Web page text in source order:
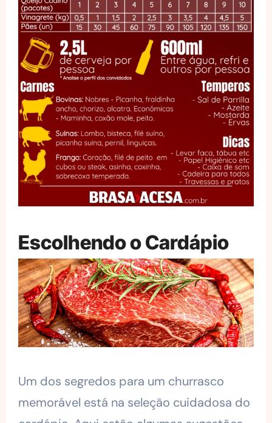
Escolhendo o Cardápio
Um dos segredos para um churrasco
memorável está na seleção cuidadosa do